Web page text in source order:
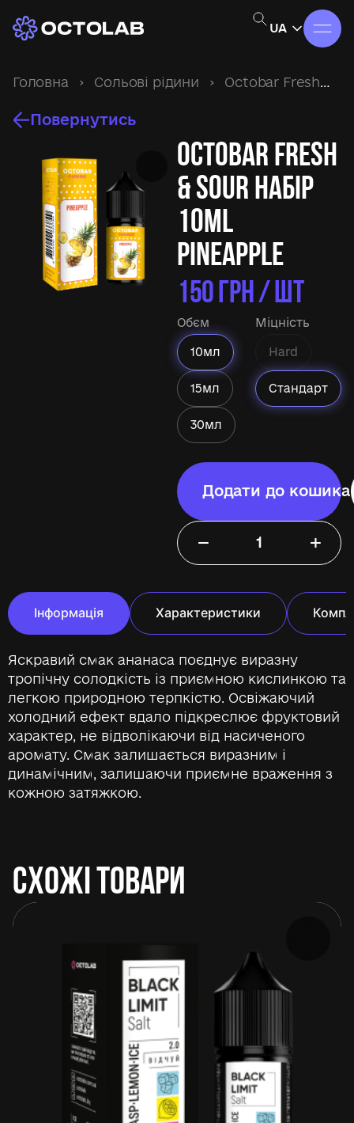
UA
Головна › Сольові рідини › Octobar Fresh&Sour
Повернутись
Octobar Fresh
& Sour набір
10ml
Pineapple
150ГРН / ШТ
Обєм
10мл
15мл
30мл
Міцність
Hard
Стандарт
− +
Додати до кошика
Інформація Характеристики
Яскравий смак ананаса поєднує виразну
тропічну солодкість із приємною кислинкою та
легкою природною терпкістю. Освіжаючий
холодний ефект вдало підкреслює фруктовий
характер, не відволікаючи від насиченого
аромату. Смак залишається виразним і
динамічним, залишаючи приємне враження з
кожною затяжкою.
СХОЖІ ТОВАРИ